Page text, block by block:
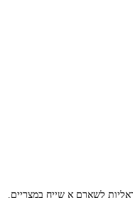
לשארם א שייח במצריים.